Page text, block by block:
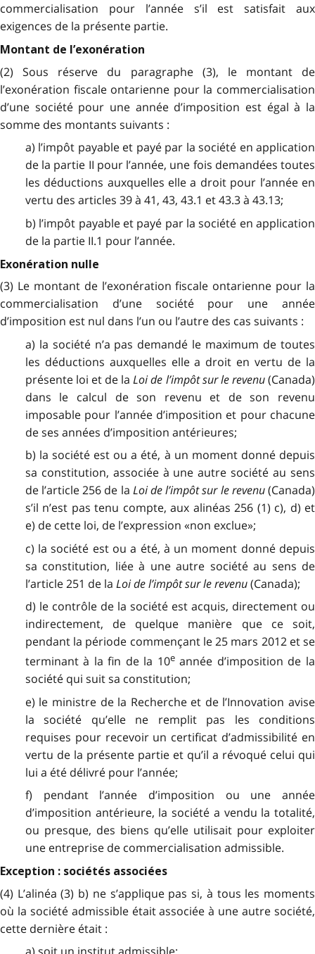
commercialisation pour l’année s’il est satisfait aux
exigences de la présente partie.
Montant de l’exonération
(2) Sous réserve du paragraphe (3), le montant de
l’exonération fiscale ontarienne pour la commercialisation
d’une société pour une année d’imposition est égal à la
somme des montants suivants :
a) l’impôt payable et payé par la société en application
de la partie II pour l’année, une fois demandées toutes
les déductions auxquelles elle a droit pour l’année en
vertu des articles 39 à 41, 43, 43.1 et 43.3 à 43.13;
b) l’impôt payable et payé par la société en application
de la partie II.1 pour l’année.
Exonération nulle
(3) Le montant de l’exonération fiscale ontarienne pour la
commercialisation d’une société pour une année
d’imposition est nul dans l’un ou l’autre des cas suivants :
a) la société n’a pas demandé le maximum de toutes
les déductions auxquelles elle a droit en vertu de la
présente loi et de laLoi de l’impôt sur le revenu(Canada)
dans le calcul de son revenu et de son revenu
imposable pour l’année d’imposition et pour chacune
de ses années d’imposition antérieures;
b) la société est ou a été, à un moment donné depuis
sa constitution, associée à une autre société au sens
de l’article 256 de la Loi de l’impôt sur le revenu(Canada)
s’il n’est pas tenu compte, aux alinéas 256 (1) c), d) et
e) de cette loi, de l’expression «non exclue»;
c) la société est ou a été, à un moment donné depuis
sa constitution, liée à une autre société au sens de
l’article 251 de la Loi de l’impôt sur le revenu(Canada);
d) le contrôle de la société est acquis, directement ou
indirectement, de quelque manière que ce soit,
pendant la période commençant le 25 mars 2012 et se
terminant à la fin de la 10eannée d’imposition de la
société qui suit sa constitution;
e) le ministre de la Recherche et de l’Innovation avise
la société qu’elle ne remplit pas les conditions
requises pour recevoir un certificat d’admissibilité en
vertu de la présente partie et qu’il a révoqué celui qui
lui a été délivré pour l’année;
f) pendant l’année d’imposition ou une année
d’imposition antérieure, la société a vendu la totalité,
ou presque, des biens qu’elle utilisait pour exploiter
une entreprise de commercialisation admissible.
Exception : sociétés associées
(4) L’alinéa (3) b) ne s’applique pas si, à tous les moments
où la société admissible était associée à une autre société,
cette dernière était :